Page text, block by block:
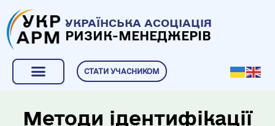
УКРАЇНСЬКА АСОЦІАЦІЯ
РИЗИК-МЕНЕДЖЕРІВ
СТАТИ УЧАСНИКОМ
Методи ідентифікації